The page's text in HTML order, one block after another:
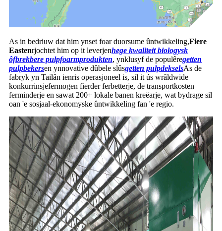
As in bedriuw dat him ynset foar duorsume ûntwikkeling,Fiere
Eastenrjochtet him op it leverjenhege kwaliteit biologysk
ôfbrekbere pulpfoarmprodukten, ynklusyf de populêregetten
pulpbekersen ynnovative dûbele slûsgetten pulpdekselsAs de
fabryk yn Tailân ienris operasjoneel is, sil it ús wrâldwide
konkurrinsjefermogen fierder ferbetterje, de transportkosten
ferminderje en sawat 200+ lokale banen kreëarje, wat bydrage sil
oan 'e sosjaal-ekonomyske ûntwikkeling fan 'e regio.